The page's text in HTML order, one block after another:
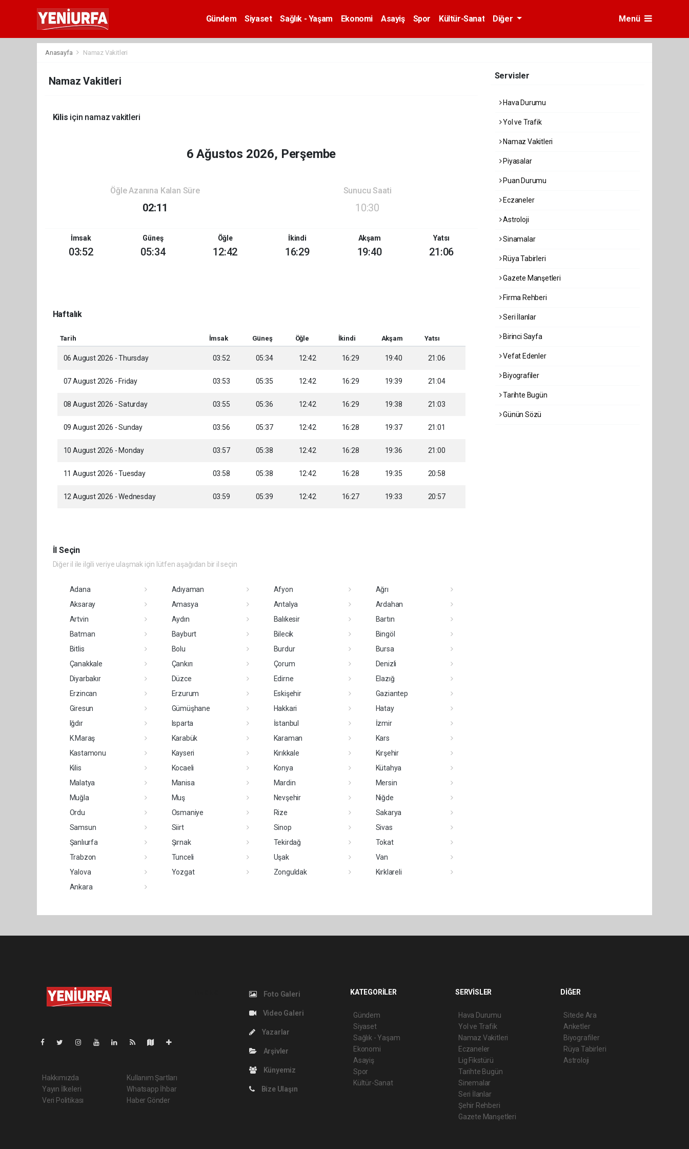
Gündem Siyaset Sağlık - Yaşam Ekonomi Asayiş Spor Kültür-Sanat Diğer Menü
Anasayfa Namaz Vakitleri
Namaz Vakitleri
Kilis için namaz vakitleri
6 Ağustos 2026, Perşembe
Öğle Azanına Kalan Süre
02:11
Sunucu Saati
10:30
İmsak
03:52
Güneş
05:34
Öğle
12:42
İkindi
16:29
Akşam
19:40
Yatsı
21:06
Haftalık
Tarih İmsak Güneş Öğle İkindi Akşam Yatsı
06 August 2026 - Thursday 03:52 05:34 12:42 16:29 19:40 21:06
07 August 2026 - Friday 03:53 05:35 12:42 16:29 19:39 21:04
08 August 2026 - Saturday 03:55 05:36 12:42 16:29 19:38 21:03
09 August 2026 - Sunday 03:56 05:37 12:42 16:28 19:37 21:01
10 August 2026 - Monday 03:57 05:38 12:42 16:28 19:36 21:00
11 August 2026 - Tuesday 03:58 05:38 12:42 16:28 19:35 20:58
12 August 2026 - Wednesday 03:59 05:39 12:42 16:27 19:33 20:57
İl Seçin
Diğer il ile ilgili veriye ulaşmak için lütfen aşağıdan bir il seçin
Adana Adıyaman Afyon
Ağrı
Aksaray
Amasya Antalya
Ardahan
Artvin
Aydın Balıkesir
Bartın
Batman
Bayburt Bilecik
Bingöl
Bitlis
Bolu Burdur
Bursa
Çanakkale
Çankırı Çorum
Denizli
Diyarbakır
Düzce Edirne
Elazığ
Erzincan
Erzurum Eskişehir
Gaziantep
Giresun
Gümüşhane Hakkari
Hatay
Iğdır
Isparta İstanbul
İzmir
K.Maraş
Karabük Karaman
Kars
Kastamonu
Kayseri Kırıkkale
Kırşehir
Kilis
Kocaeli Konya
Kütahya
Malatya
Manisa Mardin
Mersin
Muğla
Muş Nevşehir
Niğde
Ordu
Osmaniye Rize
Sakarya
Samsun
Siirt Sinop
Sivas
Şanlıurfa
Şırnak Tekirdağ
Tokat
Trabzon
Tunceli Uşak
Van
Yalova
Yozgat Zonguldak
Kırklareli
Ankara
Servisler
Hava Durumu
Yol ve Trafik
Namaz Vakitleri
Piyasalar
Puan Durumu
Eczaneler
Astroloji
Sinamalar
Rüya Tabirleri
Gazete Manşetleri
Firma Rehberi
Seri İlanlar
Birinci Sayfa
Vefat Edenler
Biyografiler
Tarihte Bugün
Günün Sözü
Hakkımızda
Yayın İlkeleri
Veri Politikası
Kullanım Şartları
Whatsapp İhbar
Haber Gönder
Foto Galeri
Video Galeri
Yazarlar
Arşivler
Künyemiz
Bize Ulaşın
KATEGORİLER
Gündem
Siyaset
Sağlık - Yaşam
Ekonomi
Asayiş
Spor
Kültür-Sanat
SERVİSLER
Hava Durumu
Yol ve Trafik
Namaz Vakitleri
Eczaneler
Lig Fikstürü
Tarihte Bugün
Sinemalar
Seri İlanlar
Şehir Rehberi
Gazete Manşetleri
DİĞER
Sitede Ara
Anketler
Biyografiler
Rüya Tabirleri
Astroloji